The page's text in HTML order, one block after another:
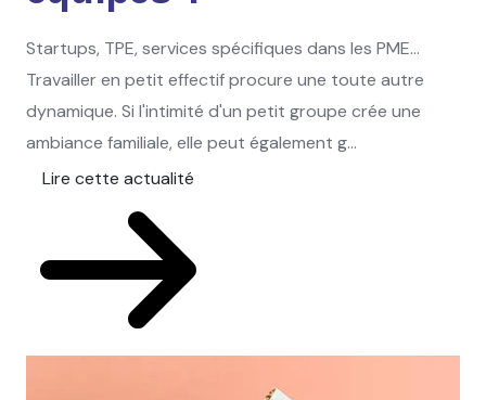
Startups, TPE, services spécifiques dans les PME…
Travailler en petit effectif procure une toute autre
dynamique. Si l'intimité d'un petit groupe crée une
ambiance familiale, elle peut également g...
Lire cette actualité